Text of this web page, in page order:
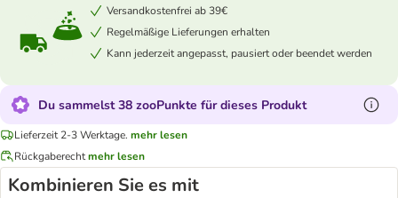
Versandkostenfrei ab 39€
Regelmäßige Lieferungen erhalten
Kann jederzeit angepasst, pausiert oder beendet werden
Du sammelst 38 zooPunkte für dieses Produkt
Lieferzeit 2-3 Werktage. mehr lesen
Rückgaberechtmehr lesen
Kombinieren Sie es mit